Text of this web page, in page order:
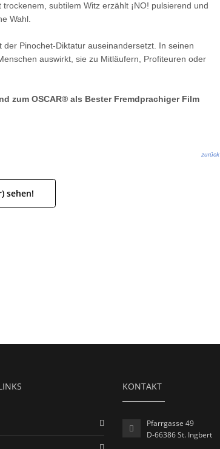
subtilem Witz erzählt ¡NO! pulsierend und
Wahl.
Pinochet-Diktatur auseinandersetzt. In seinen
auswirkt, sie zu Mitläufern, Profiteuren oder
zum OSCAR® als Bester Fremdprachiger Film
zurück
sehen!
KONTAKT
Pfarrgasse 49
D-66386 St. Ingbert